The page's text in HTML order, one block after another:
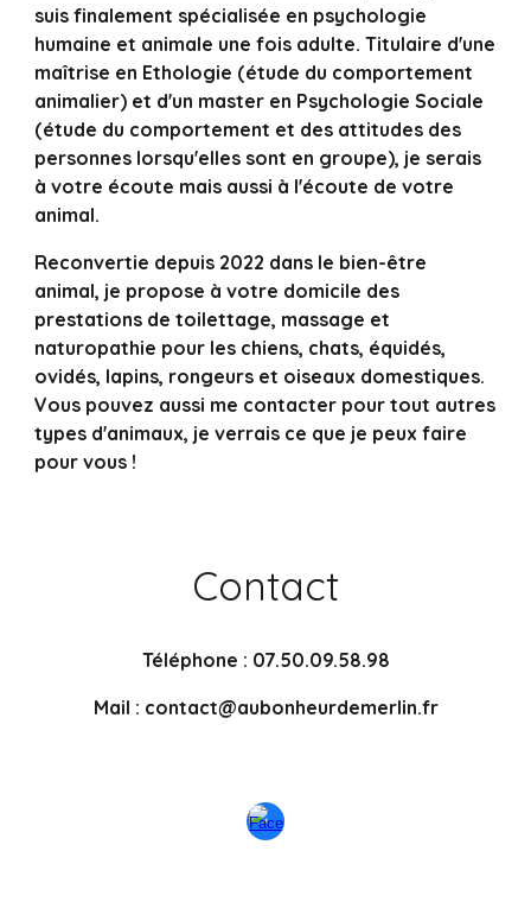
suis finalement spécialisée en psychologie
humaine et animale une fois adulte. Titulaire d'une
maîtrise en Ethologie (étude du comportement
animalier) et d'un master en Psychologie Sociale
(étude du comportement et des attitudes des
personnes lorsqu'elles sont en groupe), je serais
à votre écoute mais aussi à l'écoute de votre
animal.
Reconvertie depuis 2022 dans le bien-être
animal, je propose à votre domicile des
prestations de toilettage, massage et
naturopathie pour les chiens, chats, équidés,
ovidés, lapins, rongeurs et oiseaux domestiques.
Vous pouvez aussi me contacter pour tout autres
types d'animaux, je verrais ce que je peux faire
pour vous !
Contact
Téléphone : 07.50.09.58.98
Mail : contact@aubonheurdemerlin.fr